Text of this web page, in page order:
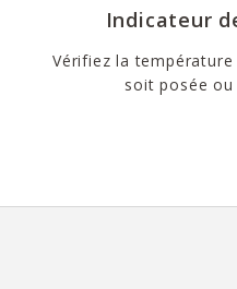
Indicateur
Vérifiez la
soit posée ou